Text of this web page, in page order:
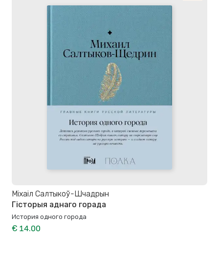
Міхаіл Салтыкоў-Шчадрын
Гісторыя аднаго горада
История одного города
€ 14.00